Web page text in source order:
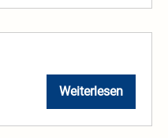
04.
ein
Bild
Weiterlesen
1960er
Teil